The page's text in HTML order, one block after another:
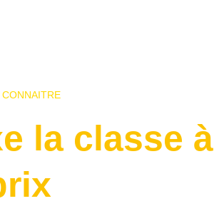
CONNAITRE
la classe à